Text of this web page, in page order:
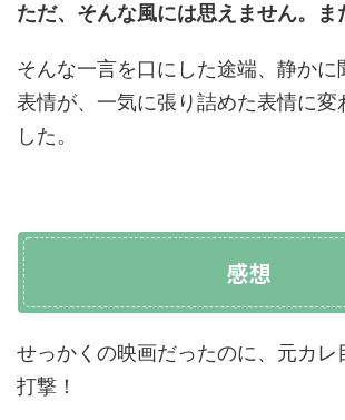
ただ、そんな風には思えません。ま
そんな一言を口にした途端、静かに
表情が、一気に張り詰めた表情に変
した。
感想
せっかくの映画だったのに、元カレ
打撃！